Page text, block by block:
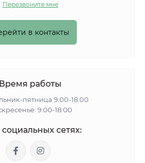
Перезвоните мне
в контакты
Время работы
пятница 9:00-18:00
9:00-18:00
сетях: